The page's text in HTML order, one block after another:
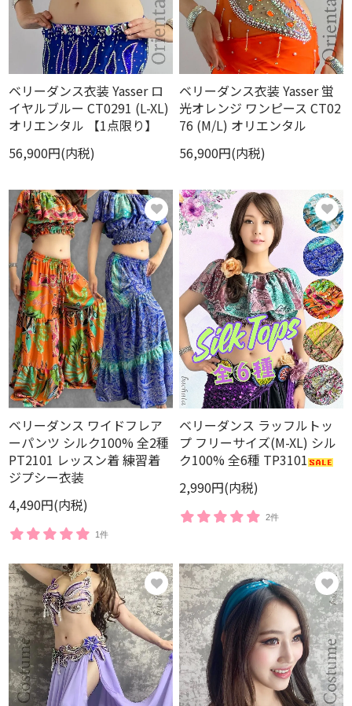
ベリーダンス衣装 Yasser ロ
イヤルブルー CT0291 (L-XL)
オリエンタル 【1点限り】
56,900円(内税)
ベリーダンス衣装 Yasser 蛍
光オレンジ ワンピース CT02
76 (M/L) オリエンタル
56,900円(内税)
ベリーダンス ワイドフレア
ーパンツ シルク100% 全2種
PT2101 レッスン着 練習着
ジプシー衣装
4,490円(内税)
1件
ベリーダンス ラッフルトッ
プ フリーサイズ(M-XL) シル
ク100% 全6種 TP3101
2,990円(内税)
2件